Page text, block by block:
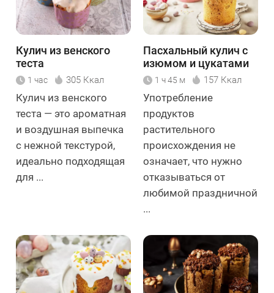
Кулич из венского
теста
1 час 305 Ккал
Кулич из венского
теста — это ароматная
и воздушная выпечка
с нежной текстурой,
идеально подходящая
для ...
Пасхальный кулич с
изюмом и цукатами
1 ч 45 м 157 Ккал
Употребление
продуктов
растительного
происхождения не
означает, что нужно
отказываться от
любимой праздничной
...